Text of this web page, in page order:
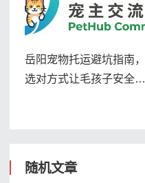
岳阳宠物托运避坑指南，
选对方式让毛孩子安全到
随机文章